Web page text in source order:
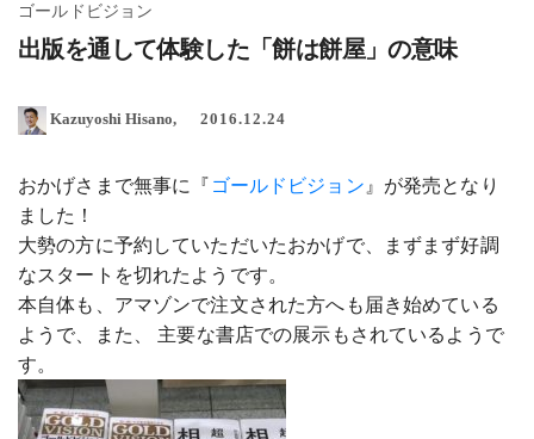
ゴールドビジョン
出版を通して体験した「餅は餅屋」の意味
Kazuyoshi Hisano 2016.12.24
おかげさまで無事に『 ゴールドビジョン 』が発売となり
ました！
大勢の方に予約していただいたおかげで、まずまず好調
なスタートを切れたようです。
本自体も、アマゾンで注文された方へも届き始めている
ようで、また、 主要な書店での展示もされているようで
す。